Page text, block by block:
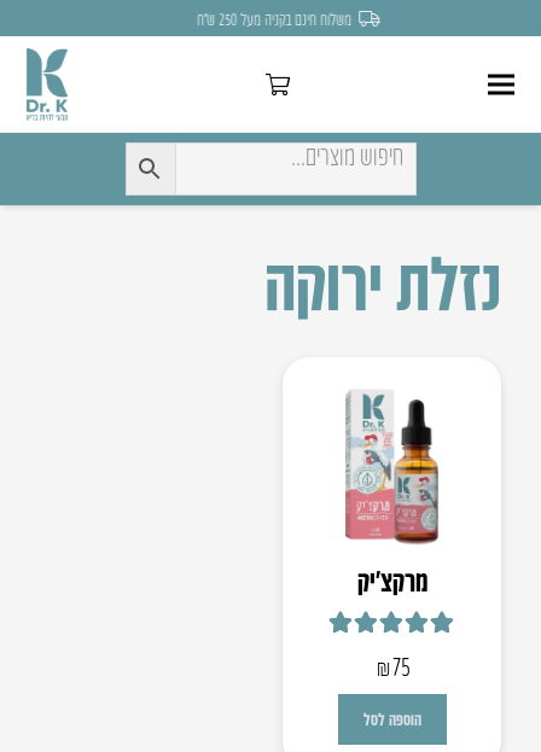
משלוח חינם בקניה מעל 250 ש״ח
נזלת ירוקה
מרקצ’יק
₪75
הוספה לסל